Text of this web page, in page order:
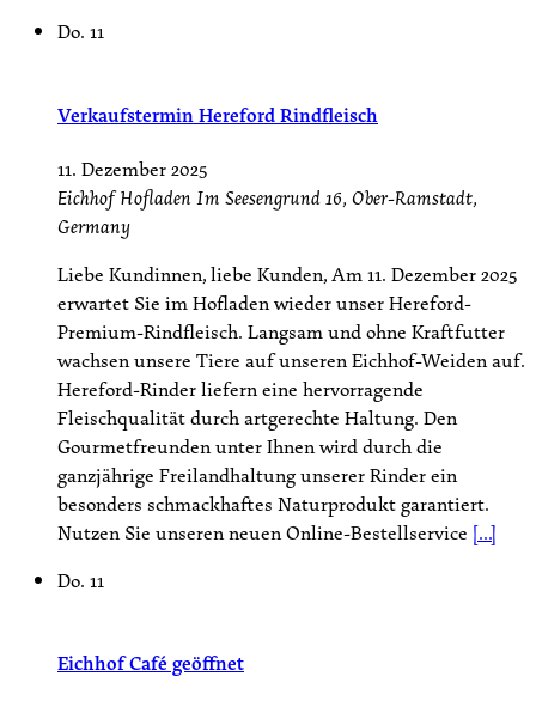
Do. 11
Verkaufstermin Hereford Rindfleisch
11. Dezember 2025
Eichhof Hofladen Im Seesengrund 16, Ober-Ramstadt,
Germany
Liebe Kundinnen, liebe Kunden, Am 11. Dezember 2025
erwartet Sie im Hofladen wieder unser Hereford-
Premium-Rindfleisch. Langsam und ohne Kraftfutter
wachsen unsere Tiere auf unseren Eichhof-Weiden auf.
Hereford-Rinder liefern eine hervorragende
Fleischqualität durch artgerechte Haltung. Den
Gourmetfreunden unter Ihnen wird durch die
ganzjährige Freilandhaltung unserer Rinder ein
besonders schmackhaftes Naturprodukt garantiert.
Nutzen Sie unseren neuen Online-Bestellservice [...]
Do. 11
Eichhof Café geöffnet